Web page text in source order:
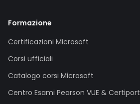
Formazione
Certificazioni Microsoft
Corsi ufficiali
Catalogo corsi Microsoft
Centro Esami Pearson VUE & Certiport